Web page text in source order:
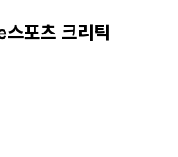
스포츠 크리틱